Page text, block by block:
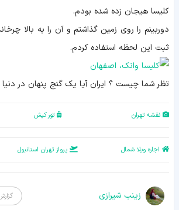
کلیسا هیجان زده شده بودم.
دوربینم را روی زمین گذاشتم و آن را به بالا
ثبت این لحظه استفاده کردم.
تظر شما چیست ؟ ایران آیا یک گنج پنهان در
نقشه تهران تور کیش
اجاره ویلا شمال پرواز تهران استانبول
زينب شيرازی